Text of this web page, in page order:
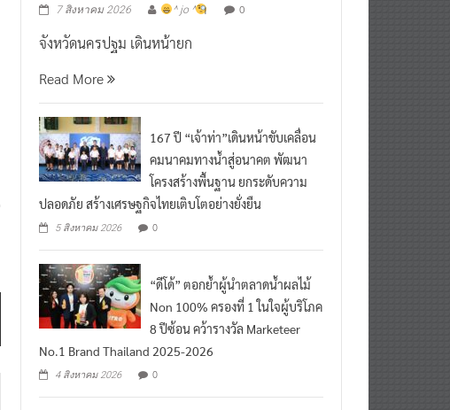
7 สิงหาคม 2026 ^ jo ^ 0
จังหวัดนครปฐม เดินหน้ายก
Read More
167 ปี “เจ้าท่า”เดินหน้าขับเคลื่อน
คมนาคมทางน้ำสู่อนาคต พัฒนา
โครงสร้างพื้นฐาน ยกระดับความ
ปลอดภัย สร้างเศรษฐกิจไทยเติบโตอย่างยั่งยืน
5 สิงหาคม 2026 0
“ดีโด้” ตอกย้ำผู้นำตลาดน้ำผลไม้
Non 100% ครองที่ 1 ในใจผู้บริโภค
8 ปีซ้อน คว้ารางวัล Marketeer
No.1 Brand Thailand 2025-2026
4 สิงหาคม 2026 0